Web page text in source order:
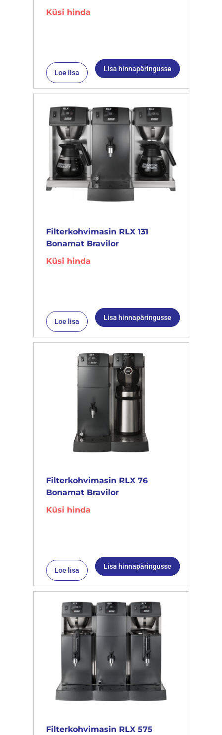
Küsi hinda
Loe lisa Lisa hinnapäringusse
Filterkohvimasin RLX 131
Bonamat Bravilor
Küsi hinda
Loe lisa Lisa hinnapäringusse
Filterkohvimasin RLX 76
Bonamat Bravilor
Küsi hinda
Loe lisa Lisa hinnapäringusse
Filterkohvimasin RLX 575